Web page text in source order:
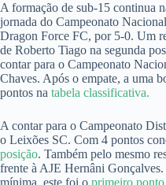
A formação de sub-15 continua
jornada do Campeonato
Dragon Force FC, por 5-0. Um
de Roberto Tiago na segunda
contar para o Campeonato
Chaves. Após o empate, a uma
pontos na tabela classificativa.
A contar para o Campeonato
o Leixões SC. Com 4 pontos
posição. Também pelo mesmo
frente à AJE Hernâni
mínima, este foi o primeiro ponto